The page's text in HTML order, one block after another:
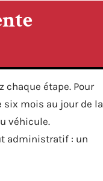
étape. Pour
six mois au jour de la
véhicule.
administratif : un